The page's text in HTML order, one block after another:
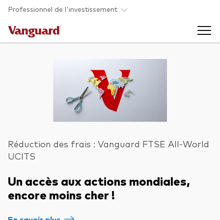
Skip to main content
Professionnel de l'investissement
Back to main menu
Tous les produits
Analyses et événements
Liste des analyses
À propos de Vanguard
Réduction des frais : Vanguard FTSE All-World
UCITS
Un accès aux actions mondiales,
encore moins cher !